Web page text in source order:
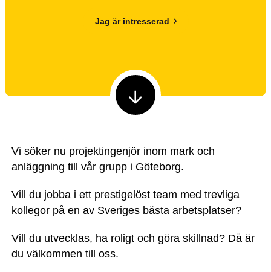
Jag är intresserad
Vi söker nu projektingenjör inom mark och
anläggning till vår grupp i Göteborg.
Vill du jobba i ett prestigelöst team med trevliga
kollegor på en av Sveriges bästa arbetsplatser?
Vill du utvecklas, ha roligt och göra skillnad? Då är
du välkommen till oss.